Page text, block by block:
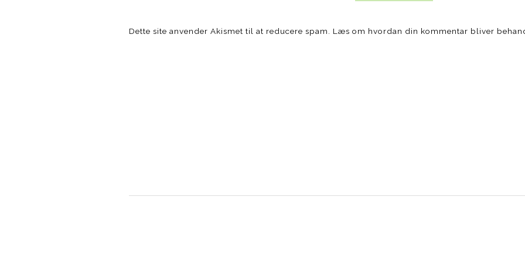
Dette site anvender Akismet til at reducere spam. Læs om hvordan din kommentar bliver